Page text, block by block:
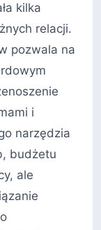
kilka
relacji.
pozwala na
i
narzędzia
budżetu
ale